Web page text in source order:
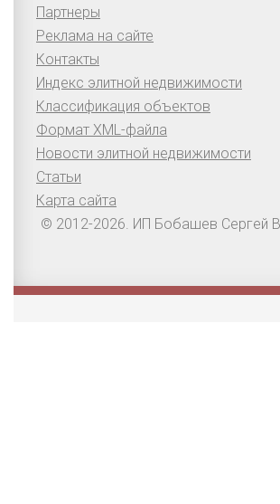
Партнеры
Реклама на сайте
Контакты
Индекс элитной недвижимости
Классификация объектов
Формат XML-файла
Новости элитной недвижимости
Статьи
Карта сайта
© 2012-2026. ИП Бобашев Сергей